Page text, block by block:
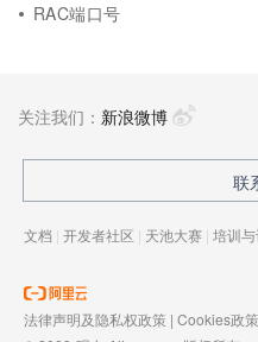
RAC端口号
关注我们： 新浪微博
联
文档 | 开发者社区 | 天池大赛 | 培训
法律声明及隐私权政策 | Cookies政策